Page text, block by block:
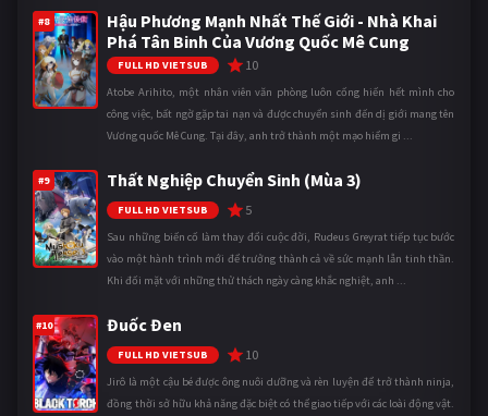
#8
Hậu Phương Mạnh Nhất Thế Giới - Nhà Khai
Phá Tân Binh Của Vương Quốc Mê Cung
FULL HD VIETSUB 10
Atobe Arihito, một nhân viên văn phòng luôn cống hiến hết mình cho
công việc, bất ngờ gặp tai nạn và được chuyển sinh đến dị giới mang tên
Vương quốc Mê Cung. Tại đây, anh trở thành một mạo hiểm gi ...
#9 Thất Nghiệp Chuyển Sinh (Mùa 3)
FULL HD VIETSUB 5
Sau những biến cố làm thay đổi cuộc đời, Rudeus Greyrat tiếp tục bước
vào một hành trình mới để trưởng thành cả về sức mạnh lẫn tinh thần.
Khi đối mặt với những thử thách ngày càng khắc nghiệt, anh ...
#10 Đuốc Đen
FULL HD VIETSUB 10
Jirô là một cậu bé được ông nuôi dưỡng và rèn luyện để trở thành ninja,
đồng thời sở hữu khả năng đặc biệt có thể giao tiếp với các loài động vật.